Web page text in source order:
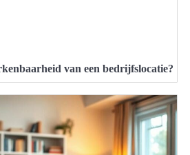
van een bedrijfslocatie?